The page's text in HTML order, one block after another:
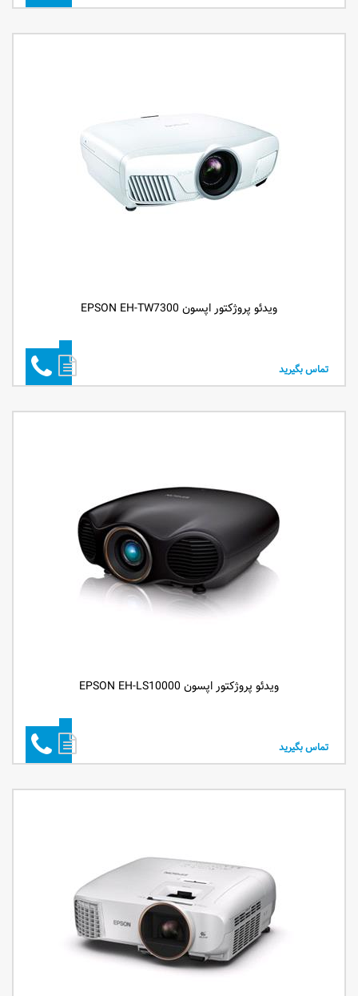
ویدئو پروژکتور اپسون EPSON EH-TW7300
تماس بگیرید
ویدئو پروژکتور اپسون EPSON EH-LS10000
تماس بگیرید